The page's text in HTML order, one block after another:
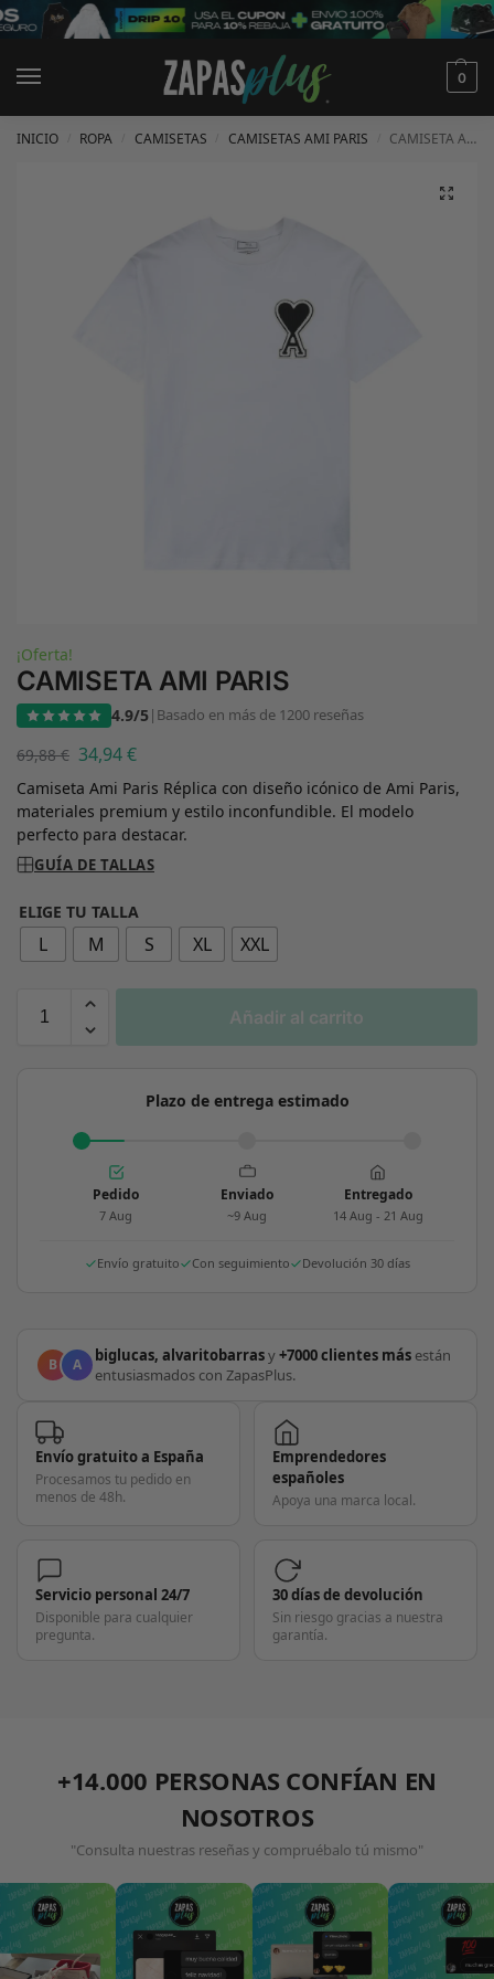
0
INICIO ROPA CAMISETAS CAMISETAS AMI PARIS CAMISETA AMI PARIS
¡Oferta!
CAMISETA AMI PARIS
4.9/5| Basado en más de 1200 reseñas
69,88€ 34,94€
Camiseta Ami Paris Réplica con diseño icónico de Ami Paris,
materiales premium y estilo inconfundible. El modelo
perfecto para destacar.
GUÍA DE TALLAS
ELIGE TU TALLA
L M S XL XXL
Añadir al carrito
Plazo de entrega estimado
Pedido
7 Aug
Enviado
~9 Aug
Entregado
14 Aug - 21 Aug
Envío gratuito Con seguimiento Devolución 30 días
B A biglucas, alvaritobarrasy+7000 clientes más están
entusiasmados con ZapasPlus.
Envío gratuito a España
Procesamos tu pedido en
menos de 48h.
Emprendedores
españoles
Apoya una marca local.
Servicio personal 24/7
Disponible para cualquier
pregunta.
30 días de devolución
Sin riesgo gracias a nuestra
garantía.
+14.000 PERSONAS CONFÍAN EN
NOSOTROS
"Consulta nuestras reseñas y compruébalo tú mismo"